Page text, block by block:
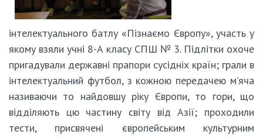
інтелектуального батлу «Пізнаємо Європу», участь у
якому взяли учні 8-А класу СПШ № 3. Підлітки охоче
пригадували державні прапори сусідніх країн; грали в
інтелектуальний футбол, з кожною передачею м’яча
називаючи то найдовшу ріку Європи, то гори, що
відділяють цю частину світу від Азії; проходили
тести, присвячені європейським культурним